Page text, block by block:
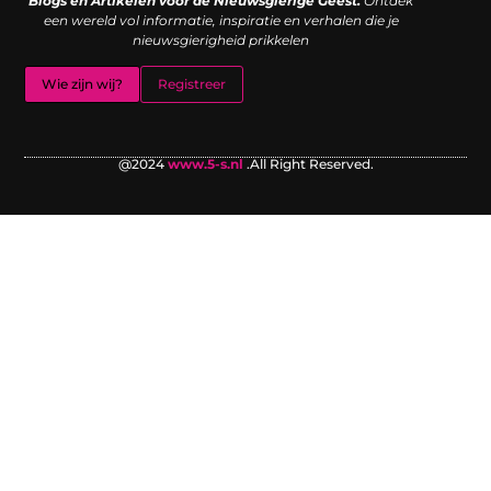
een wereld vol informatie, inspiratie en verhalen die je
nieuwsgierigheid prikkelen
Wie zijn wij? Registreer
@2024www.5-s.nl .All Right Reserved.